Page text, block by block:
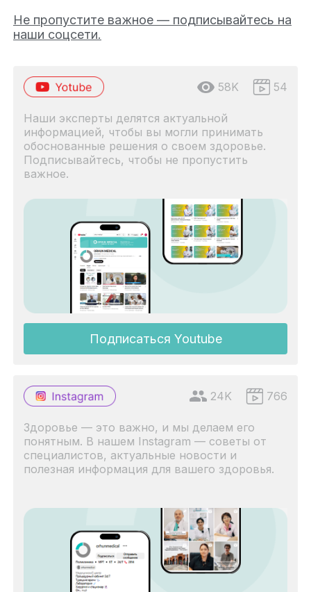
Не пропустите важное — подписывайтесь на
наши соцсети.
58K 54
Наши эксперты делятся актуальной
информацией, чтобы вы могли принимать
обоснованные решения о своем здоровье.
Подписывайтесь, чтобы не пропустить
важное.
Подписаться Youtube
24K 766
Здоровье — это важно, и мы делаем его
понятным. В нашем Instagram — советы от
специалистов, актуальные новости и
полезная информация для вашего здоровья.